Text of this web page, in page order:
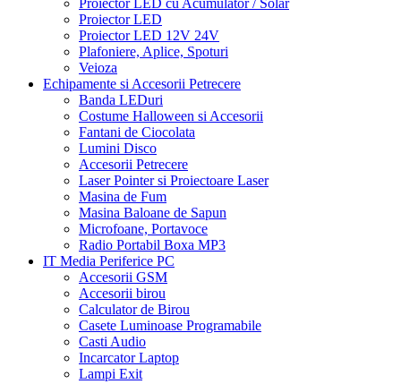
Proiector LED cu Acumulator / Solar
Proiector LED
Proiector LED 12V 24V
Plafoniere, Aplice, Spoturi
Veioza
Echipamente si Accesorii Petrecere
Banda LEDuri
Costume Halloween si Accesorii
Fantani de Ciocolata
Lumini Disco
Accesorii Petrecere
Laser Pointer si Proiectoare Laser
Masina de Fum
Masina Baloane de Sapun
Microfoane, Portavoce
Radio Portabil Boxa MP3
IT Media Periferice PC
Accesorii GSM
Accesorii birou
Calculator de Birou
Casete Luminoase Programabile
Casti Audio
Incarcator Laptop
Lampi Exit